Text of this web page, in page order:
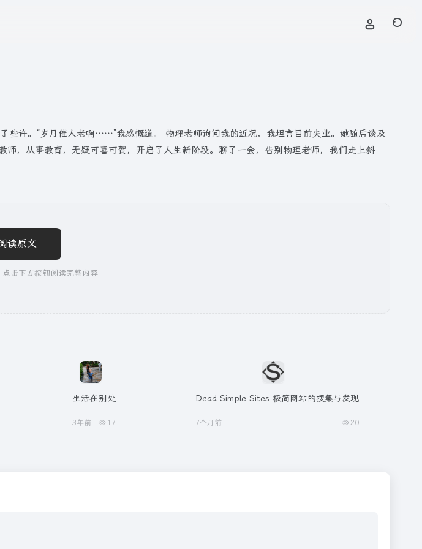
些许。“岁月催人老啊……”我感慨道。 物理老师询问我的近况，我坦言目前失业。她随后谈及
，从事教育，无疑可喜可贺，开启了人生新阶段。聊了一会，告别物理老师，我们走上斜
读原文
击下方按钮阅读完整内容
生活在别处
3年前 17
Dead Simple Sites 极简网站的搜集与发现
7个月前 20